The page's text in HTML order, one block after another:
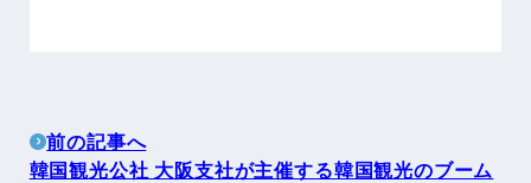
前の記事へ
韓国観光公社 大阪支社が主催する韓国観光のブーム